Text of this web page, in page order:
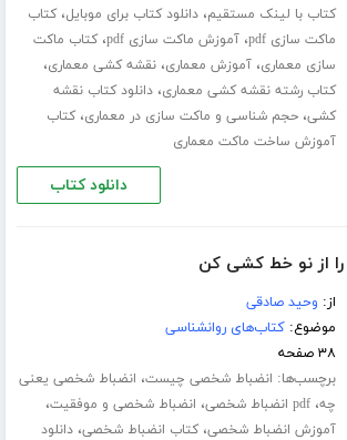
کتاب با لینک مستقیم،دانلود کتاب برای موبایل،کتاب
ماکت سازی pdf
،آموزش ماکت سازی pdf ،کتاب ماکت
سازی معماری،آموزش معماری،نقشه کشی معماری،
کتاب رشته نقشه کشی معماری،دانلود کتاب نقشه
کشی،حجم شناسی و ماکت سازی در معماری،کتاب
آموزش ساخت ماکت معماری
دانلود کتاب
را از نو خط کشی کن
از: وحید صادقی
موضوع:کتاب‌های روانشناسی
۳۸ صفحه
برچسب‌ها: انضباط شخصی چیست، انضباط شخصی یعنی
چه،pdf انضباط شخصی ، انضباط شخصی و موفقیت،
آموزش انضباط شخصی،کتاب انضباط شخصی،دانلود